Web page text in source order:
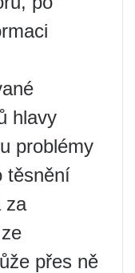
hlavy
problémy
těsnění
za
přes ně